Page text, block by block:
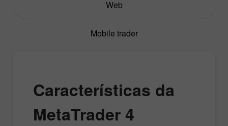
Web
Mobile trader
Características da
MetaTrader 4